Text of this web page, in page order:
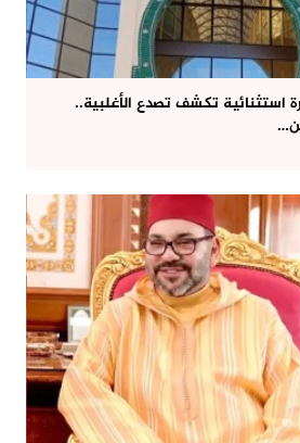
استثنائية تكشف تصدع الأغلبية..